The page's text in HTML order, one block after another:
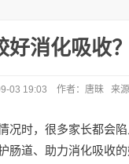
好消化吸收
03 19:03 作者：唐昧 来
况时，很多家长都会
肠道、助力消化吸收